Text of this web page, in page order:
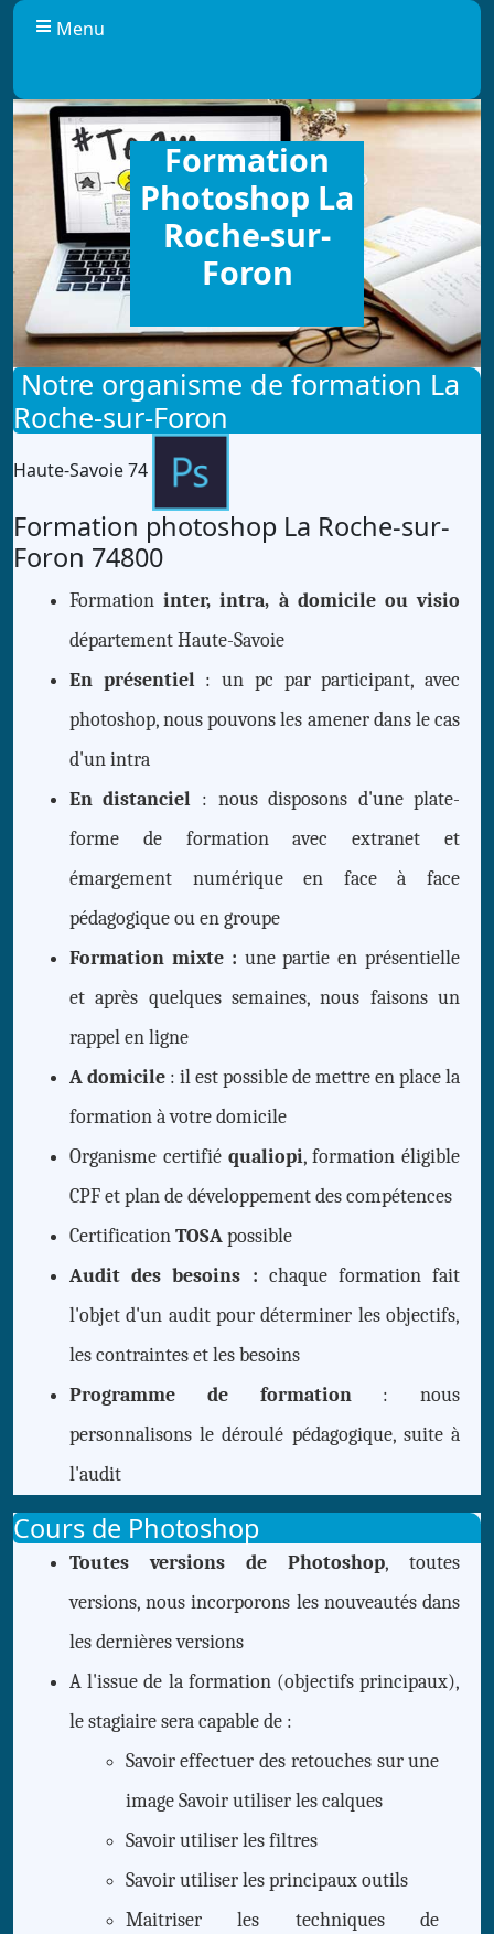
Menu
Formation
Photoshop La
Roche-sur-
Foron
Notre organisme de formation La
Roche-sur-Foron
Haute-Savoie 74
Formation photoshop La Roche-sur-
Foron 74800
Formationinter, intra, à domicile ou visio
département Haute-Savoie
En présentiel: un pc par participant, avec
photoshop, nous pouvons les amener dans le cas
d'un intra
En distanciel : nous disposons d'une plate-
forme de formation avec extranet et
émargement numérique en face à face
pédagogique ou en groupe
Formation mixte : une partie en présentielle
et après quelques semaines, nous faisons un
rappel en ligne
A domicile: il est possible de mettre en place la
formation à votre domicile
Organisme certifié qualiopi, formation éligible
CPF et plan de développement des compétences
CertificationTOSApossible
Audit des besoins : chaque formation fait
l'objet d'un audit pour déterminer les objectifs,
les contraintes et les besoins
Programme de formation: nous
personnalisons le déroulé pédagogique, suite à
l'audit
Cours de Photoshop
Toutes versions de Photoshop, toutes
versions, nous incorporons les nouveautés dans
les dernières versions
A l'issue de la formation (objectifs principaux),
le stagiaire sera capable de :
Savoir effectuer des retouches sur une
image Savoir utiliser les calques
Savoir utiliser les filtres
Savoir utiliser les principaux outils
Maitriser les techniques de
Panneau de gestion des cookies